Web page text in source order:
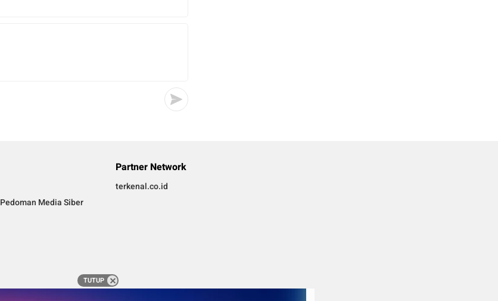
Pedoman Media Siber
Partner Network
terkenal.co.id
TUTUP